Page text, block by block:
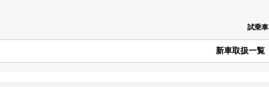
試乗車
新車取扱一覧